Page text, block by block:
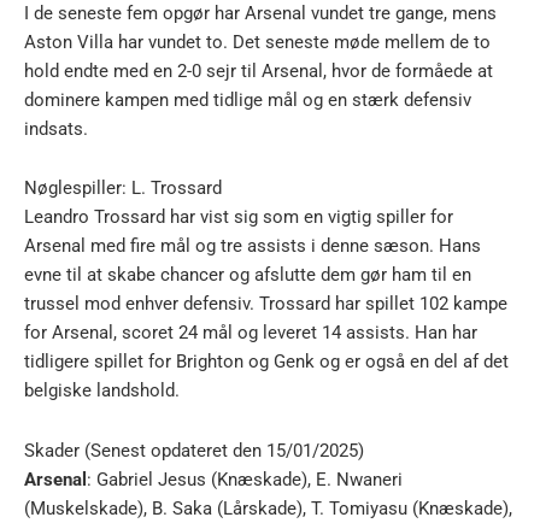
I de seneste fem opgør har Arsenal vundet tre gange, mens
Aston Villa har vundet to. Det seneste møde mellem de to
hold endte med en 2-0 sejr til Arsenal, hvor de formåede at
dominere kampen med tidlige mål og en stærk defensiv
indsats.
Nøglespiller: L. Trossard
Leandro Trossard har vist sig som en vigtig spiller for
Arsenal med fire mål og tre assists i denne sæson. Hans
evne til at skabe chancer og afslutte dem gør ham til en
trussel mod enhver defensiv. Trossard har spillet 102 kampe
for Arsenal, scoret 24 mål og leveret 14 assists. Han har
tidligere spillet for Brighton og Genk og er også en del af det
belgiske landshold.
Skader (Senest opdateret den 15/01/2025)
Arsenal : Gabriel Jesus (Knæskade), E. Nwaneri
(Muskelskade), B. Saka (Lårskade), T. Tomiyasu (Knæskade),